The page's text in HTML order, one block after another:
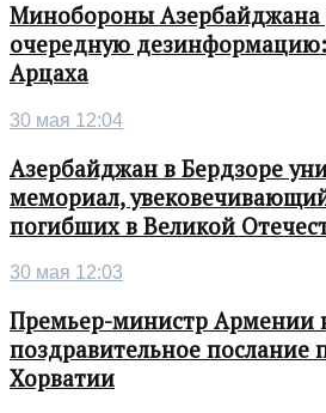
Минобороны Азербайджана
очередную
Арцаха
30 мая 12:04
Азербайджан в Бердзоре
мемориал,
погибших в Великой
30 мая 12:03
Премьер-министр Армении
поздравительное послание
Хорватии